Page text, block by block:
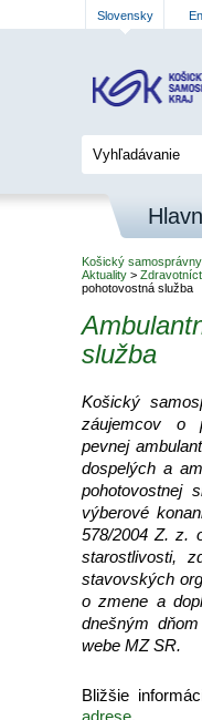
Slovensky
Košický
Aktuality >
pohotovostná služba
služba
Košický
záujemcov o
pevnej
dospelých a
pohotovostnej
výberové
578/2004 Z. z.
starostlivosti,
stavovských
o zmene a
dnešným
webe MZ SR.
Bližšie
adrese.